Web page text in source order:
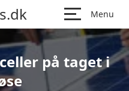
Menu
på taget i